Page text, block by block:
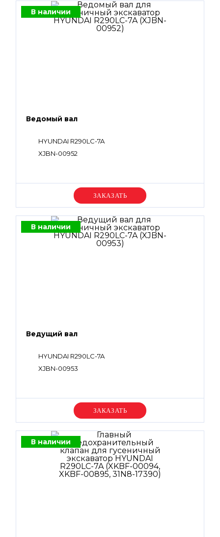
В наличии
Ведомый вал
HYUNDAI R290LC-7A
XJBN-00952
Уточняйте цену
В наличии
Ведущий вал
HYUNDAI R290LC-7A
XJBN-00953
Уточняйте цену
В наличии